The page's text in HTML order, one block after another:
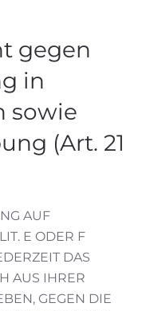
gegen
in
sowie
(Art. 21
AUF
E ODER F
DAS
AUS IHRER
GEGEN DIE